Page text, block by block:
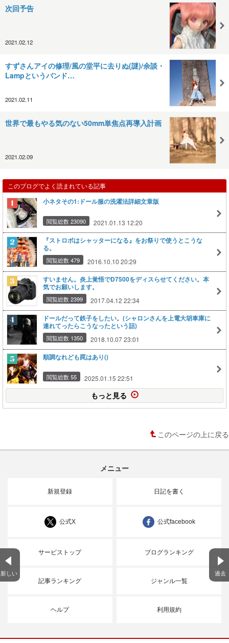
新しい 過去
次回予告
2021.02.12
すずさんアイの修理/風の堂平に去りぬ(謎)/余談・
Lampというバンド…
2021.02.11
世界で最もやる気のない50mm単焦点再導入計画
2021.02.09
このブログでよく読まれている記事
小ネタその1:ドール服の洗濯法詳細文章版
閲覧総数 23090 2021.01.13 12:20
『ストロボはシャッターになる』をお祭りで使うとこうな
る。
閲覧総数 479 2016.10.10 20:29
すいません。炎上覚悟でD7500をディスらせてください。本
気でお願いします。
閲覧総数 2399 2017.04.12 22:34
ドールだって鉄子をしたい。(シャロンさんを上電大胡車庫に
連れてったらこうなったという話)
閲覧総数 1350 2018.10.07 23:01
順調なれども罠はあり()
閲覧総数 55 2025.01.15 22:51
もっと見る
このページの上に戻る
メニュー
新規登録 日記を書く
公式X 公式facebook
サービストップ ブログランキング
記事ランキング ジャンル一覧
ヘルプ 利用規約